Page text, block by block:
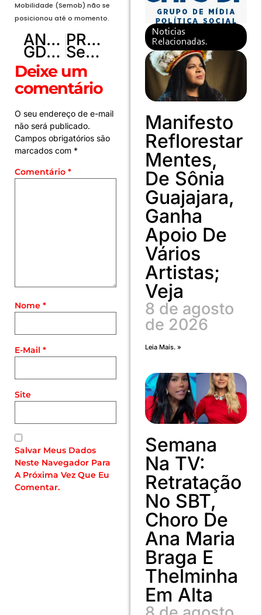
Mobilidade (Semob) não se
posicionou até o momento.
ANTERIOR
GDF abre 540 vagas em cursos profissionalizantes para mulheres
PRÓXIMO
Sesc abre processo seletivo para técnicos de enfermagem
Deixe um
comentário
O seu endereço de e-mail
não será publicado.
Campos obrigatórios são
marcados com *
Comentário *
Nome *
E-Mail *
Site
Salvar Meus Dados
Neste Navegador Para
A Próxima Vez Que Eu
Comentar.
Noticias
Relacionadas.
Manifesto
Reflorestar
Mentes,
De Sônia
Guajajara,
Ganha
Apoio De
Vários
Artistas;
Veja
8 de agosto
de 2026
Leia Mais. »
Semana
Na TV:
Retratação
No SBT,
Choro De
Ana Maria
Braga E
Thelminha
Em Alta